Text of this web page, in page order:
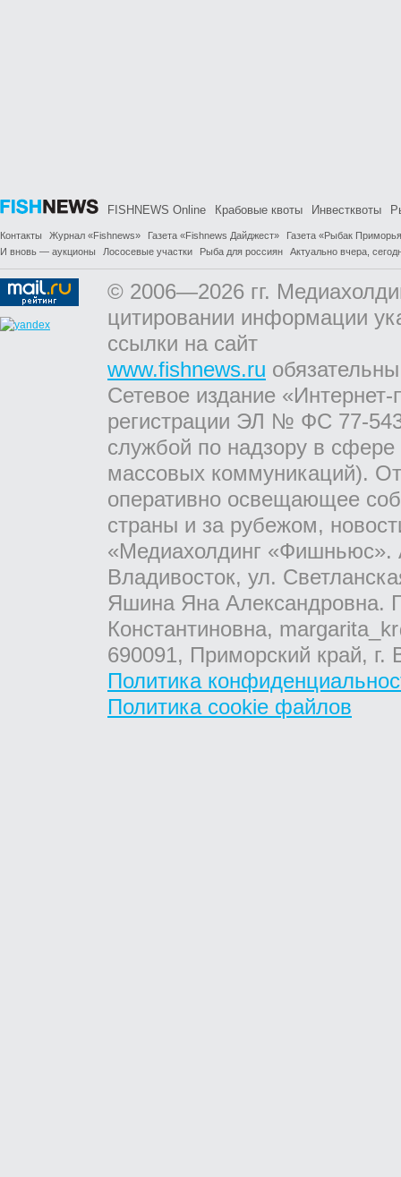
FISHNEWS Online Крабовые квоты Инвестквоты
Контакты Журнал «Fishnews» Газета «Fishnews Дайджест»
Газета «Рыбак
И вновь — аукционы
Лососевые участки Рыба для россиян Актуально вчера,
© 2006—2026 гг.
цитировании информации
ссылки на сайт
www.fishnews.ru
Сетевое издание
регистрации ЭЛ № ФС 77-
службой по надзору в
массовых коммуникаций).
оперативно освещающее
страны и за рубежом,
«Медиахолдинг «Фишньюс».
Владивосток, ул.
Яшина Яна Александровна.
Константиновна,
690091, Приморский край,
Политика
Политика cookie файлов